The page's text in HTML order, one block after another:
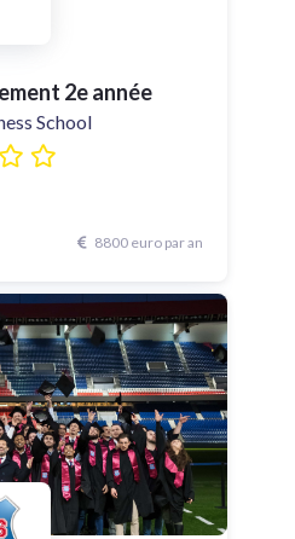
2e année
School
8800 euro par an